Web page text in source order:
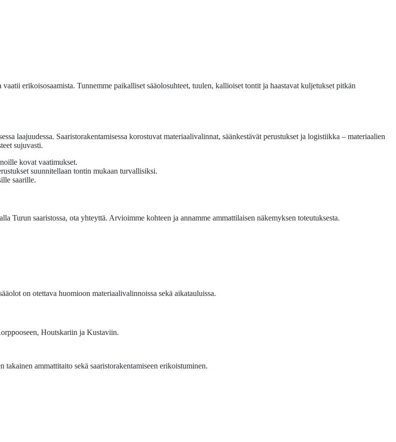
erikoisosaamista. Tunnemme paikalliset sääolosuhteet, tuulen, kallioiset tontit ja haastavat kuljetukset pitkän
laajuudessa. Saaristorakentamisessa korostuvat materiaalivalinnat, säänkestävät perustukset ja logistiikka – materiaalien
sujuvasti.
kovat vaatimukset.
suunnitellaan tontin mukaan turvallisiksi.
saarille.
Turun saaristossa, ota yhteyttä. Arvioimme kohteen ja annamme ammattilaisen näkemyksen toteutuksesta.
on otettava huomioon materiaalivalinnoissa sekä aikatauluissa.
Houtskariin ja Kustaviin.
ammattitaito sekä saaristorakentamiseen erikoistuminen.